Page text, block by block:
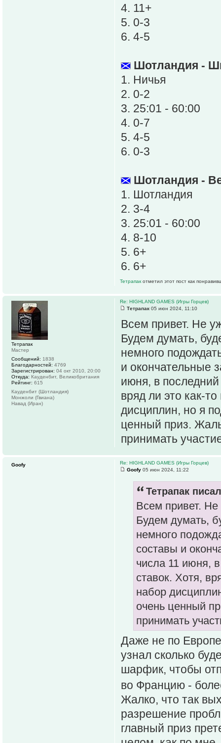
4. 11+
5. 0-3
6. 4-5
Шотландия -
1. Ничья
2. 0-2
3. 25:01 - 60:00
4. 0-7
5. 4-5
6. 0-3
Шотландия -
1. Шотландия
2. 3-4
3. 25:01 - 60:00
4. 8-10
5. 6+
6. 6+
Тетрапак отметил этот пост как
Re: HIGHLAND GAMES (Игры Горцев)
Тетрапак 05 июн 2024, 11:10
Всем привет. Не
Будем думать,
немного
и окончательные
июня, в
вряд ли это как-
дисциплин, но я
ценный приз.
принимать
Тетрапак
Мастер
Сообщений: 1838
Благодарностей: 4769
Зарегистрирован: 04 окт 2010, 20:00
Откуда: Кауденбит, Великобритания
Рейтинг: 615
Кауденбит (Шотландия)
Монжоли (Гвиана)
Навад (Иран)
Re: HIGHLAND GAMES (Игры Горцев)
Goofy 05 июн 2024, 11:22
Тетрапак
Всем привет. Не
Будем думать,
немного
составы и
числа 11 июня,
ставок. Хотя,
набор
очень ценный
принимать
Даже не по
узнал сколько
шарфик, чтобы
во Францию -
Жалко, что так
разрешение
главный приз
Goofy